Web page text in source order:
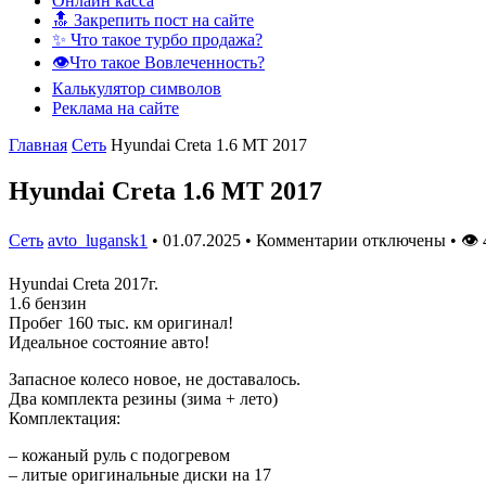
🔝 Закрепить пост на сайте
✨ Что такое турбо продажа?
👁️Что такое Вовлеченность?
Калькулятор символов
Реклама на сайте
Главная Сеть Hyundai Creta 1.6 МТ 2017
Hyundai Creta 1.6 МТ 2017
Сеть avto_lugansk1 • 01.07.2025 • Комментарии отключены • 👁
Hyundai Creta 2017г.
1.6 бензин
Пробег 160 тыс. км оригинал!
Идеальное состояние авто!
Запасное колесо новое, не доставалось.
Два комплекта резины (зима + лето)
Комплектация:
– кожаный руль с подогревом
– литые оригинальные диски на 17